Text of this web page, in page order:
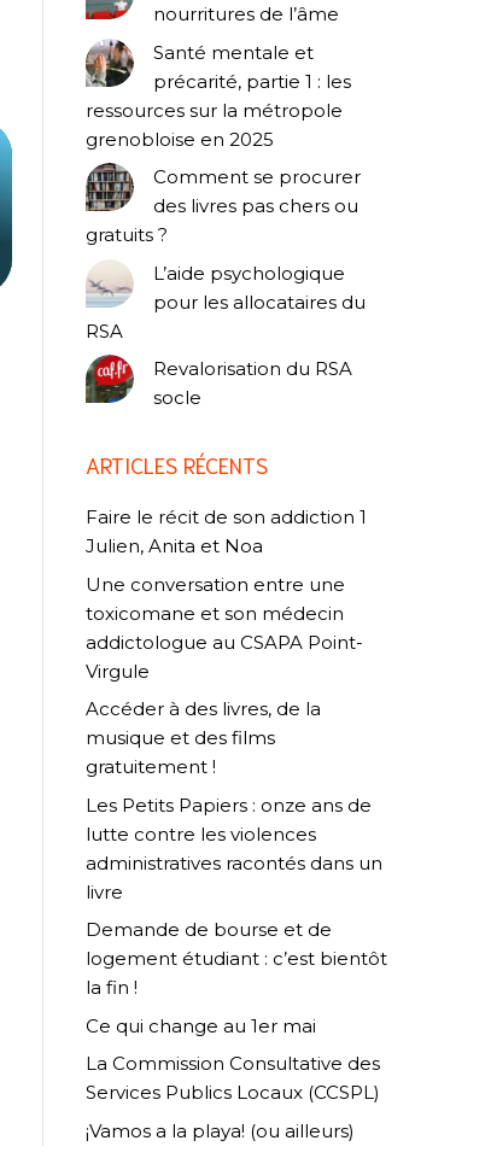
nourritures de l’âme
Santé mentale et
précarité, partie 1 : les
ressources sur la métropole
grenobloise en 2025
Comment se procurer
des livres pas chers ou
gratuits ?
L’aide psychologique
pour les allocataires du
RSA
Revalorisation du RSA
socle
ARTICLES RÉCENTS
Faire le récit de son addiction 1
Julien, Anita et Noa
Une conversation entre une
toxicomane et son médecin
addictologue au CSAPA Point-
Virgule
Accéder à des livres, de la
musique et des films
gratuitement !
Les Petits Papiers : onze ans de
lutte contre les violences
administratives racontés dans un
livre
Demande de bourse et de
logement étudiant : c’est bientôt
la fin !
Ce qui change au 1er mai
La Commission Consultative des
Services Publics Locaux (CCSPL)
¡Vamos a la playa! (ou ailleurs)